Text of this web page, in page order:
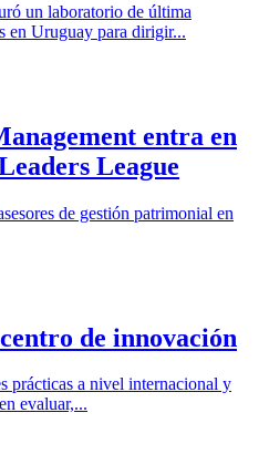
un laboratorio de última
en Uruguay para dirigir...
entra en
League
de gestión patrimonial en
de innovación
prácticas a nivel internacional y
evaluar,...